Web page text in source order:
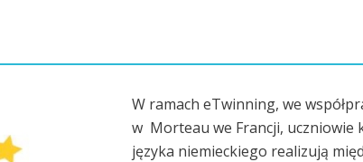
W ramach eTwinning, we
w Morteau we Francji, uczniowie
języka niemieckiego realizują